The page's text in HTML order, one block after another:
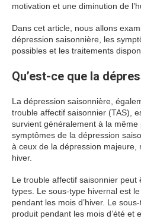
motivation et une diminution de
Dans cet article, nous allons
dépression saisonnière, les
possibles et les traitements
Qu’est-ce que la
La dépression saisonnière,
trouble affectif saisonnier (TAS),
survient généralement à la
symptômes de la dépression
à ceux de la dépression majeure,
hiver.
Le trouble affectif saisonnier peut
types. Le sous-type hivernal est
pendant les mois d’hiver. Le
produit pendant les mois d’été et